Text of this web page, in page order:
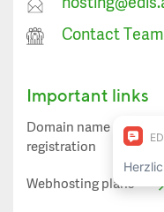
Contact Team
Important links
Domain name
registration
Webhosting plans